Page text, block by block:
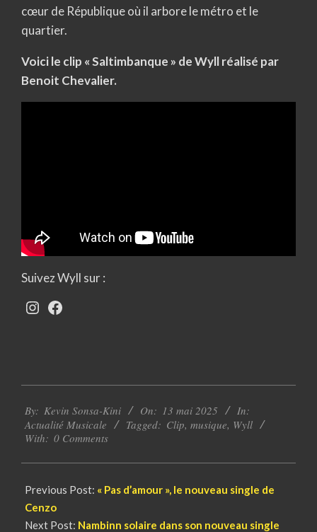
cœur de République où il arbore le métro et le
quartier.
Voici le clip « Saltimbanque » de Wyll réalisé par
Benoit Chevalier.
Suivez Wyll sur :
Instagram
Facebook
05-
13
By: Kevin Sonsa-Kini On: 13 mai 2025
In:
Actualité Musicale
Tagged: Clip, musique, Wyll
With: 0 Comments
Previous Post: « Pas d’amour », le nouveau single de
Cenzo
Next Post: Nambinn solaire dans son nouveau single